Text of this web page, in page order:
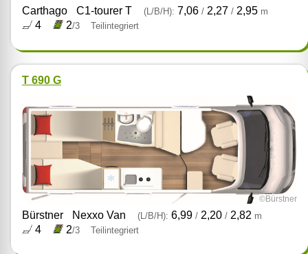
Carthago C1-tourer T (L/B/H): 7,06 /2,27 /2,95 m
4 2/3 Teilintegriert
T 690 G
©Bürstner
Bürstner Nexxo Van (L/B/H): 6,99 /2,20 /2,82 m
4 2/3 Teilintegriert